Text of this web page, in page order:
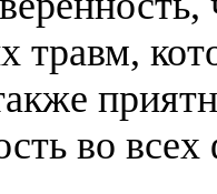
травм,
во